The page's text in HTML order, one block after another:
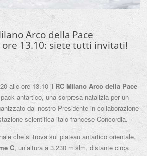
Arco della Pace
13.10: siete tutti invitati!
alle ore 13.10 il RC Milano Arco della Pace
antartico, una sorpresa natalizia per un
dal nostro Presidente in collaborazione
scientifica italo-francese Concordia.
che si trova sul plateau antartico orientale,
C, un’altura a 3.230 m slm, distante circa